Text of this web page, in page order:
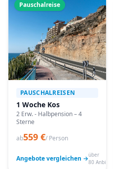
Pauschalreise
PAUSCHALREISEN
1 Woche Kos
2 Erw. - Halbpension – 4
Sterne
ab559 €/ Person
Angebote vergleichen →über
80 Anbieter